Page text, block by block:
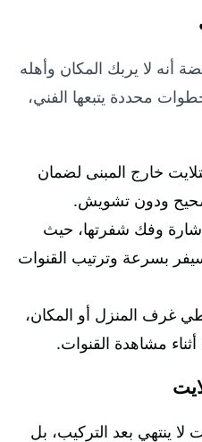
أنه لا يربك المكان وأهله
محددة يتبعها الفني،
خارج المبنى لضمان
ودون تشويش.
وفك شفرتها، حيث
بسرعة وترتيب القنوات
غرف المنزل أو المكان،
أثناء مشاهدة القنوات.
لا ينتهي بعد التركيب، بل